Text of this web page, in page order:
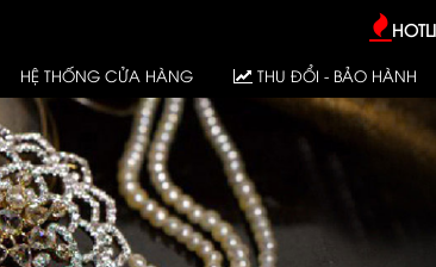
HỆ THỐNG CỬA HÀNG THU ĐỔI - BẢO HÀNH